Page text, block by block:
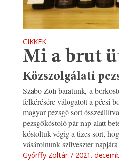
CIKKEK
Mi a brut
Közszolgálati
Szabó Zoli barátunk, a
felkérésére válogatott a pécsi
magyar pezsgő sort
pezsgőkóstoló pár nap alatt
kóstoltuk végig a tizes sort,
vásárolnunk szilveszter napjára!
Győrffy Zoltán 2021.